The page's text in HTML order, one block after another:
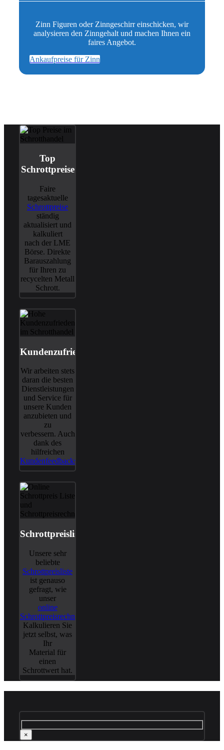
Zinn Figuren oder Zinngeschirr einschicken, wir
analysieren den Zinngehalt und machen Ihnen ein
faires Angebot.
Ankaufpreise für Zinn
Top
Schrottpreise
Faire
tagesaktuelle
Schrottpreise
ständig
aktualisiert und
kalkuliert
nach der LME
Börse. Direkte
Barauszahlung
für Ihren zu
recycelten Metall
Schrott.
Kundenzufriedenheit
Wir arbeiten stets
daran die besten
Dienstleistungen
und Service für
unsere Kunden
anzubieten und
zu
verbessern. Auch
dank des
hilfreichen
Kundenfeedbacks
Schrottpreisliste
Unsere sehr
beliebte
Schrottpreisliste
ist genauso
gefragt, wie
unser
online
Schrottpreisrechner
Kalkulieren Sie
jetzt selbst, was
Ihr
Material für
einen
Schrottwert hat.
×